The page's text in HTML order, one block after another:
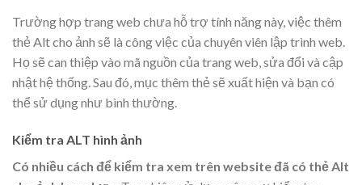
Trường hợp trang web chưa hỗ trợ tính năng này, việc thêm
thẻ Alt cho ảnh sẽ là công việc của chuyên viên lập trình web.
Họ sẽ can thiệp vào mã nguồn của trang web, sửa đổi và cập
nhật hệ thống. Sau đó, mục thêm thẻ sẽ xuất hiện và bạn có
thể sử dụng như bình thường.
Kiểm tra ALT hình ảnh
Có nhiều cách để kiểm tra xem trên website đã có thẻ Alt